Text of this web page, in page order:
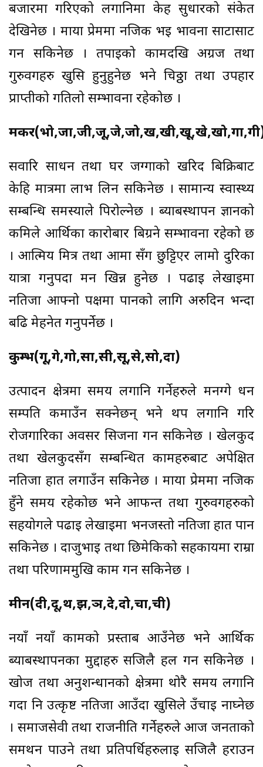
बजारमा गरिएको लगानिमा केह सुधारको संकेत
देखिनेछ । माया प्रेममा नजिक भई भावना साटासाट
गर्न सकिनेछ । तपाईको कामदखि अग्रज तथा
गुरुवर्गहरु खुसि हुनुहुनेछ भने चिठ्ठा तथा उपहार
प्राप्तीको गतिलो सम्भावना रहेकोछ ।
सवारि साधन तथा घर जग्गाको खरिद बिक्रिबाट
केहि मात्रमा लाभ लिन सकिनेछ । सामान्य स्वास्थ्य
सम्बन्धि समस्याले पिरोल्नेछ । ब्याबस्थापन ज्ञानको
कमिले आर्थिका कारोबार बिग्रने सम्भावना रहेको छ
। आत्मिय मित्र तथा आमा सँग छुट्टिएर लामो दुरिका
यात्रा गर्नुपर्दा मन खिन्न हुनेछ । पढाई लेखाईमा
नतिजा आफ्नो पक्षमा पार्नको लागि अरुदिन भन्दा
बढि मेहनेत गर्नुपर्नेछ ।
कुम्भ(गू,गे,गो,सा,सी,सू,से,सो,दा)
उत्पादन क्षेत्रमा समय लगानि गर्नेहरुले मनग्गे धन
सम्पति कमाउँन सक्नेछन् भने थप लगानि गरि
रोजगारिका अवसर सिर्जना गर्न सकिनेछ । खेलकुद
तथा खेलकुदसँग सम्बन्धित कामहरुबाट अपेक्षित
नतिजा हात लगाउँन सकिनेछ । माया प्रेममा नजिक
हुँने समय रहेकोछ भने आफन्त तथा गुरुवर्गहरुको
सहयोगले पढाई लेखाईमा भनजस्तो नतिजा हात पार्न
सकिनेछ । दाजुभाई तथा छिमेकिको सहकार्यमा राम्रा
तथा परिणाममुखि काम गर्न सकिनेछ ।
मीन(दी,दू,थ,झ,ञ,दे,दो,चा,ची)
नयाँ नयाँ कामको प्रस्ताब आउँनेछ भने आर्थिक
ब्याबस्थापनका मुद्दाहरु सजिलै हल गर्न सकिनेछ ।
खोज तथा अनुशन्धानको क्षेत्रमा थोरै समय लगानि
गर्दा नि उत्कृष्ट नतिजा आउँदा खुसिले उँचाई नाघ्नेछ
। समाजसेवी तथा राजनीति गर्नेहरुले आज जनताको
समर्थन पाउने तथा प्रतिपर्धिहरुलाई सजिलै हराउन